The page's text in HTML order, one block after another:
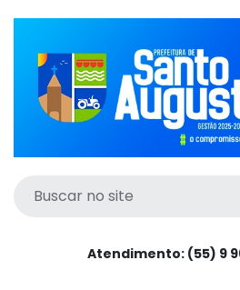
Atendimento: (55) 9